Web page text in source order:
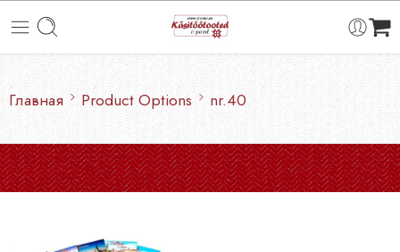
Главная Product Options nr.40